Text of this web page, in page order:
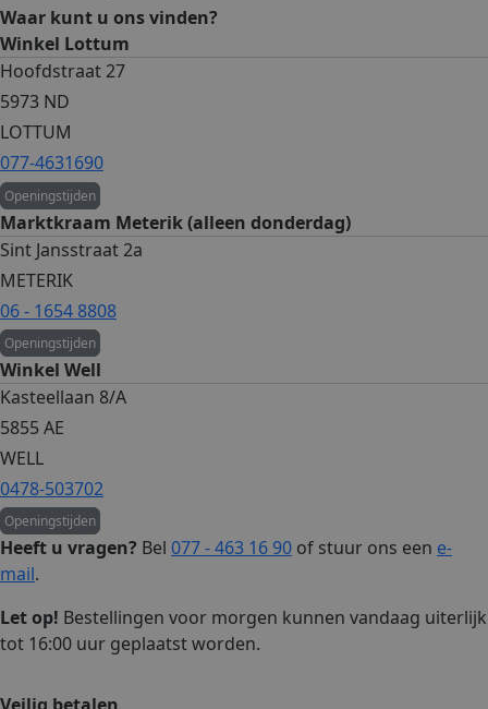
Waar kunt u ons vinden?
Winkel Lottum
Hoofdstraat 27
5973 ND
LOTTUM
077-4631690
Openingstijden
Marktkraam Meterik (alleen donderdag)
Sint Jansstraat 2a
METERIK
06 - 1654 8808
Openingstijden
Winkel Well
Kasteellaan 8/A
5855 AE
WELL
0478-503702
Openingstijden
Heeft u vragen? Bel 077 - 463 16 90 of stuur ons een e-
mail.
Let op! Bestellingen voor morgen kunnen vandaag uiterlijk
tot 16:00 uur geplaatst worden.